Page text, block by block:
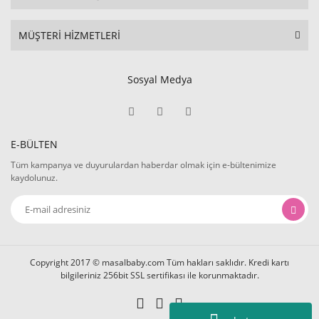
MÜŞTERİ HİZMETLERİ
Sosyal Medya
E-BÜLTEN
Tüm kampanya ve duyurulardan haberdar olmak için e-bültenimize
kaydolunuz.
Copyright 2017 © masalbaby.com Tüm hakları saklıdır. Kredi kartı
bilgileriniz 256bit SSL sertifikası ile korunmaktadır.